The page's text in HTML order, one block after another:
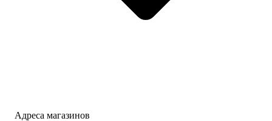
Адреса магазинов